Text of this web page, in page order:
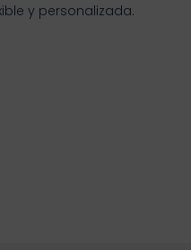
y personalizada.